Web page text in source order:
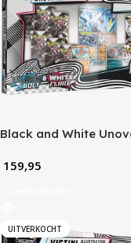
Black and White
Collection
159,95
UITVERKOCHT